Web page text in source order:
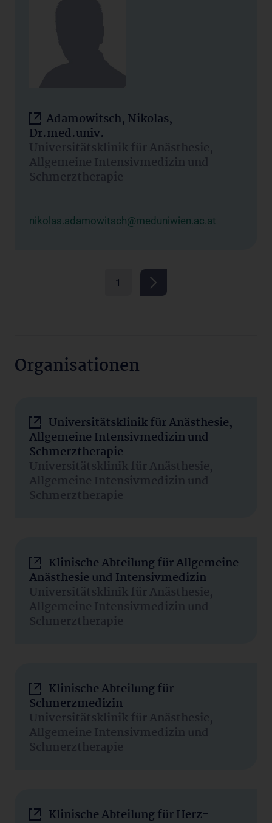
Adamowitsch, Nikolas,
Dr.med.univ.
Universitätsklinik für Anästhesie,
Allgemeine Intensivmedizin und
Schmerztherapie
nikolas.adamowitsch@meduniwien.ac.at
1
Organisationen
Universitätsklinik für Anästhesie,
Allgemeine Intensivmedizin und
Schmerztherapie
Universitätsklinik für Anästhesie,
Allgemeine Intensivmedizin und
Schmerztherapie
Klinische Abteilung für Allgemeine
Anästhesie und Intensivmedizin
Universitätsklinik für Anästhesie,
Allgemeine Intensivmedizin und
Schmerztherapie
Klinische Abteilung für
Schmerzmedizin
Universitätsklinik für Anästhesie,
Allgemeine Intensivmedizin und
Schmerztherapie
Klinische Abteilung für Herz-